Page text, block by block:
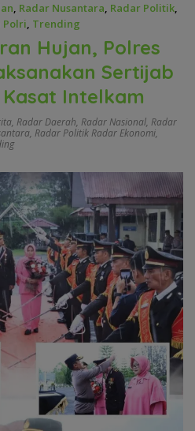
, Radar Nusantara, Radar Politik,
Polri, Trending
Hujan, Polres
Sertijab
Intelkam
, Radar Daerah, Radar Nasional, Radar
, Radar Politik Radar Ekonomi,